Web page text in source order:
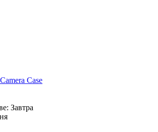
Case
Завтра